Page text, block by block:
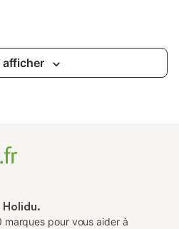
afficher
pour vous aider à